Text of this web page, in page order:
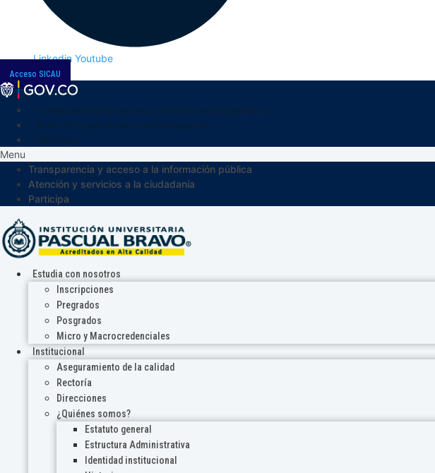
Linkedin Youtube
Acceso SICAU
Menu
Transparencia y acceso a la información pública
Atención y servicios a la ciudadanía
Participa
Estudia con nosotros
Inscripciones
Pregrados
Posgrados
Micro y Macrocredenciales
Institucional
Aseguramiento de la calidad
Rectoría
Direcciones
¿Quiénes somos?
Estatuto general
Estructura Administrativa
Identidad institucional